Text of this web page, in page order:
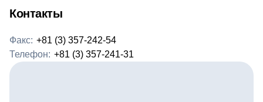
Контакты
Факс: +81 (3) 357-242-54
Телефон: +81 (3) 357-241-31